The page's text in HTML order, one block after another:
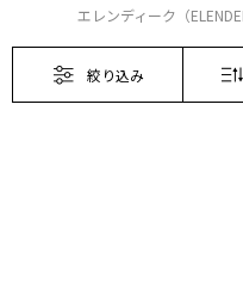
エレンディーク（
絞り込み